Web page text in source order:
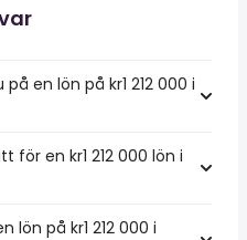
en lön på kr1 212 000 i
en kr1 212 000 lön i
lön på kr1 212 000 i